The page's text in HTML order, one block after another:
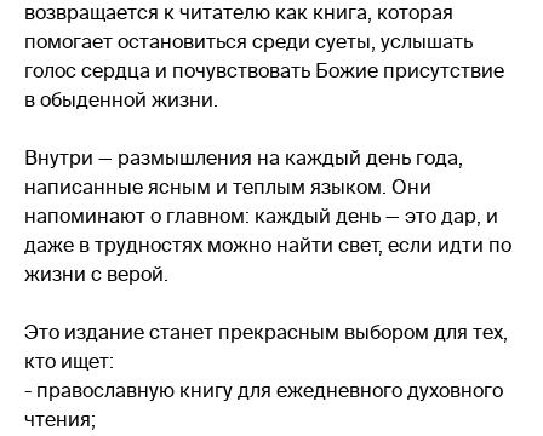
возвращается к читателю как книга, которая
помогает остановиться среди суеты, услышать
голос сердца и почувствовать Божие присутствие
в обыденной жизни.
Внутри — размышления на каждый день года,
написанные ясным и теплым языком. Они
напоминают о главном: каждый день — это дар, и
даже в трудностях можно найти свет, если идти по
жизни с верой.
Это издание станет прекрасным выбором для тех,
кто ищет:
- православную книгу для ежедневного духовного
чтения;